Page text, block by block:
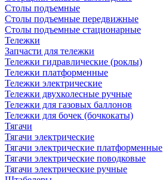
Столы подъемные
Столы подъемные передвижные
Столы подъемные стационарные
Тележки
Запчасти для тележки
Тележки гидравлические (роклы)
Тележки платформенные
Тележки электрические
Тележки двухколесные ручные
Тележки для газовых баллонов
Тележки для бочек (бочкокаты)
Тягачи
Тягачи электрические
Тягачи электрические платформенные
Тягачи электрические поводковые
Тягачи электрические ручные